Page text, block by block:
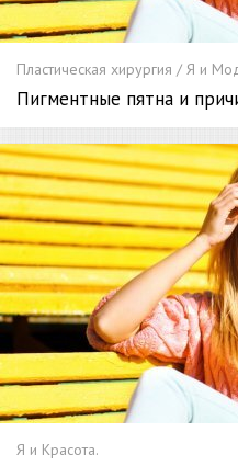
Пластическая хирургия / Я и
Пигментные пятна и
Я и Красота.